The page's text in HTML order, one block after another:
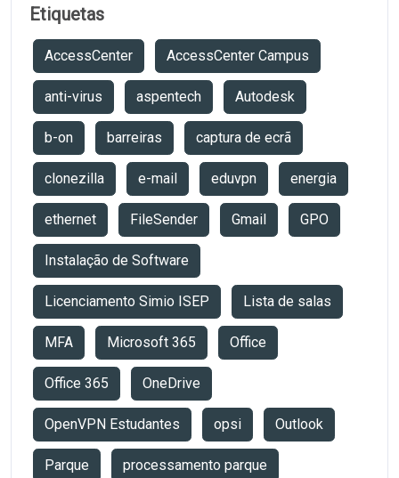
Etiquetas
AccessCenter AccessCenter Campus
anti-virus aspentech Autodesk
b-on barreiras captura de ecrã
clonezilla e-mail eduvpn energia
ethernet FileSender Gmail GPO
Instalação de Software
Licenciamento Simio ISEP Lista de salas
MFA Microsoft 365 Office
Office 365 OneDrive
OpenVPN Estudantes opsi Outlook
Parque processamento parque